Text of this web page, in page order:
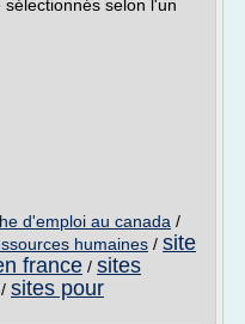
selon l'un
d'emploi au canada /
humaines / site
france / sites
/ sites pour